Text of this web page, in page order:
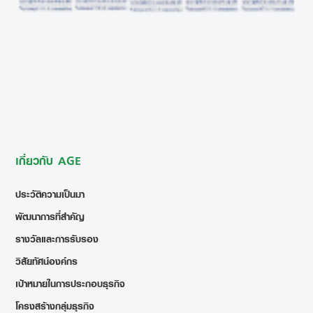
เกี่ยวกับ AGE
ประวัติความเป็นมา
พัฒนาการที่สำคัญ
รางวัลและการรับรอง
วิสัยทัศน์องค์กร
เป้าหมายในการประกอบธุรกิจ
โครงสร้างกลุ่มธุรกิจ